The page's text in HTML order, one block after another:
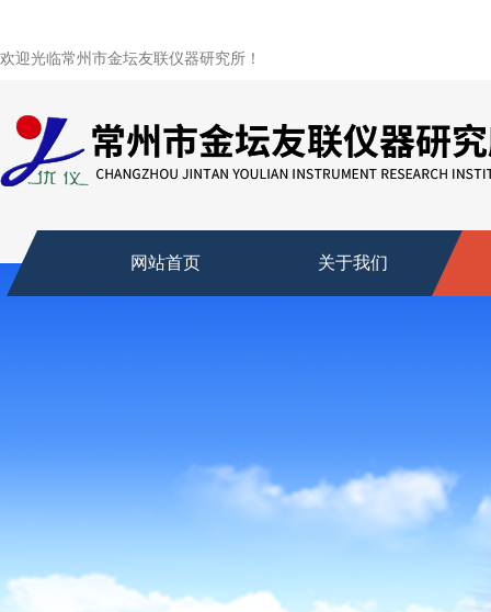
欢迎光临常州市金坛友联仪器研究所！
网站首页 关于我们